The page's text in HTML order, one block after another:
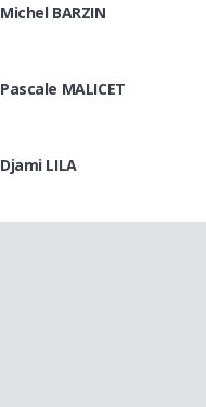
Michel BARZIN
Pascale MALICET
Djami LILA